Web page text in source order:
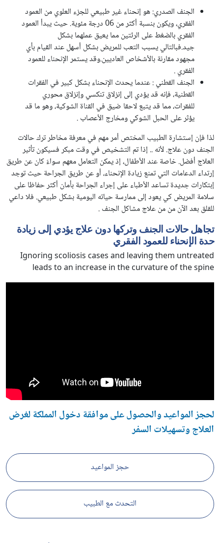
الجنف الصدري: هو إنحناء غير طبيعي للجزء العلوي من العمود
الفقري، ويكون بنسبة أكثر من 06 درجة مئوية. حيث يبدأ العمود
الفقري بالضغط على الرئتين مما يعيق عملهما بشكل
جيد.فبالتالي يسبب التعب للمريض بشكل أسهل عند القيام بأي
مجهود مقارنة بالأشخاص العاديين.وقد يستمر الإنحناء للعمود
الفقري .
الجنف القطني : عندما يحدث الإنحناء بشكل كبير في الفقرات
القطنية، فإنه قد يؤدي إلى إنزلاق تنكسي وإنزلاق محوري
للفقرات، مما قد يتبع لاحقا ضيق في القناة الشوكية، وهو ما قد
يؤثر على الحبل الشوكي ومخارج الأعصاب .
لذا فإن إستشارة الطبيب المختص أمر مهم في معرفة مخاطر ترك حالات
الجنف دون علاج. لأنه .. إذا تم التشخيص في وقت مبكر فسيكون تأثير
العلاج أفضل. خاصة عند الأطفال، إذ يمكن التعامل معهم سواءٌ كان عن طريق
إرتداء الدعامات التي تمنع زيادة الإنحناء، أو عن طريق الجراحة حيث توجد
إبتكارات جديدة تساعد الأطباء على إجراء الجراحة بأمان أكثر حفاظا على
سلامة المريض كي يعود إلى ممارسة حياته اليومية بشكل طبيعي. فلا داعي
للقلق بعد الآن من من علاج مشاكل الجنف .
تجاهل حالات الجنف وتركها دون علاج يؤدي إلى زيادة
حدة الإنحناء للعمود الفقري
Ignoring scoliosis cases and leaving them untreated
leads to an increase in the curvature of the spine
لحجز المواعيد والحصول على موافقة دخول المملكة لغرض
العلاج وتسهيلات السفر
حجز المواعيد
التحدث مع الطبيب